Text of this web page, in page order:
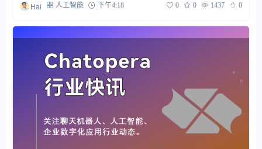
Hai 人工智能 下午4:18 0 0 1437 0